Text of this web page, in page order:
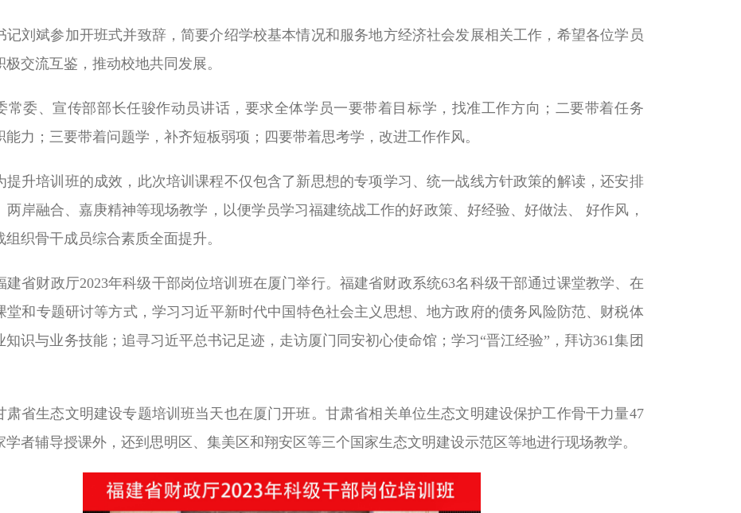
记刘斌参加开班式并致辞，简要介绍学校基本情况和服务地方经济社会发展相关工作，希望各位学员
交流互鉴，推动校地共同发展。
常委、宣传部部长任骏作动员讲话，要求全体学员一要带着目标学，找准工作方向；二要带着任务
能力；三要带着问题学，补齐短板弱项；四要带着思考学，改进工作作风。
提升培训班的成效，此次培训课程不仅包含了新思想的专项学习、统一战线方针政策的解读，还安排
两岸融合、嘉庚精神等现场教学，以便学员学习福建统战工作的好政策、好经验、好做法、 好作风，
织骨干成员综合素质全面提升。
建省财政厅2023年科级干部岗位培训班在厦门举行。福建省财政系统63名科级干部通过课堂教学、在
堂和专题研讨等方式，学习习近平新时代中国特色社会主义思想、地方政府的债务风险防范、财税体
知识与业务技能；追寻习近平总书记足迹，走访厦门同安初心使命馆；学习“晋江经验”，拜访361集团
肃省生态文明建设专题培训班当天也在厦门开班。甘肃省相关单位生态文明建设保护工作骨干力量47
学者辅导授课外，还到思明区、集美区和翔安区等三个国家生态文明建设示范区等地进行现场教学。